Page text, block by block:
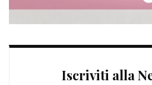
Iscriviti alla